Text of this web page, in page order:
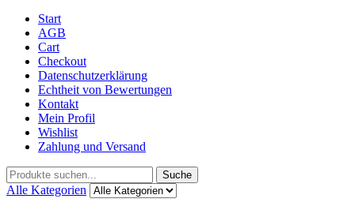
Start
AGB
Cart
Checkout
Datenschutzerklärung
Echtheit von Bewertungen
Kontakt
Mein Profil
Wishlist
Zahlung und Versand
Suche
Alle Kategorien